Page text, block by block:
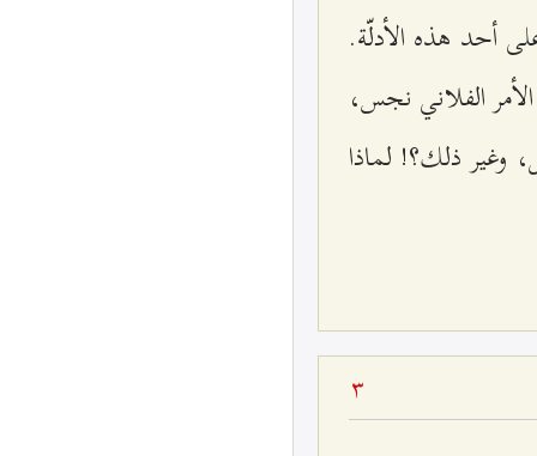
أحد هذه الأدلّة.
الفلاني نجس،
وغير ذلك؟! لماذا
3